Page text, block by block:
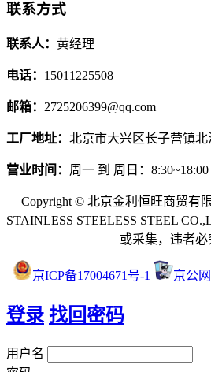
联系方式
联系人： 黄经理
电话： 15011225508
邮箱： 2725206399@qq.com
工厂地址： 北京市大兴区长子营镇北
营业时间： 周一 到 周日：8:30~18:00
Copyright © 北京金利恒旺商贸有
STAINLESS STEELESS STEEL
或采集，违者必
京ICP备17004671号-1 京公
登录 找回密码
用户名